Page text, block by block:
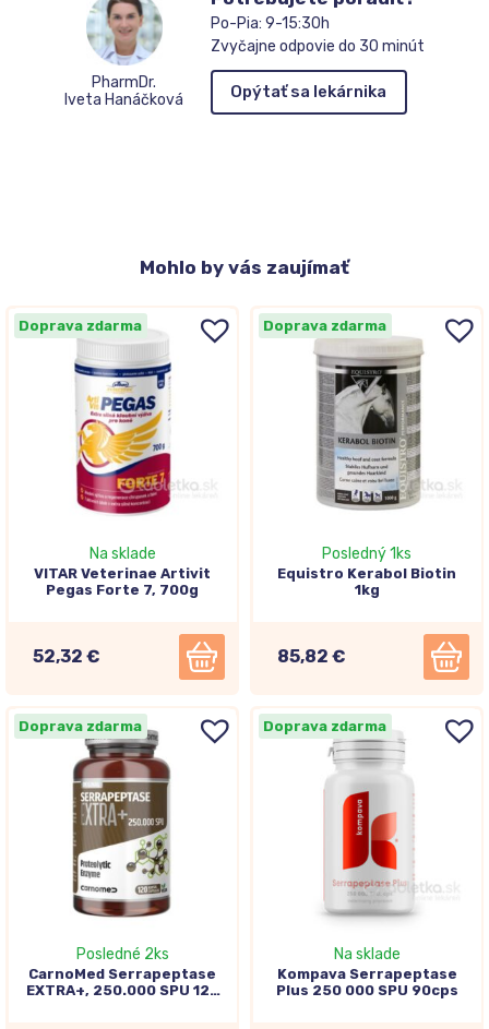
PharmDr.
Iveta Hanáčková
Po-Pia: 9-15:30h
Zvyčajne odpovie do 30 minút
Opýtať sa lekárnika
Mohlo by vás zaujímať
Doprava zdarma
Na sklade
VITAR Veterinae Artivit
Pegas Forte 7, 700g
52,32 €
Doprava zdarma
Posledný 1ks
Equistro Kerabol Biotin
1kg
85,82 €
Doprava zdarma
Posledné 2ks
CarnoMed Serrapeptase
EXTRA+, 250.000 SPU 120
Doprava zdarma
Na sklade
Kompava Serrapeptase
Plus 250 000 SPU 90cps